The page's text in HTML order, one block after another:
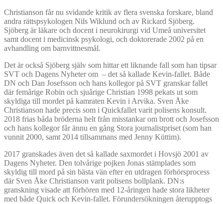
Christianson får nu svidande kritik av flera svenska forskare, bland
andra rättspsykologen Nils Wiklund och av Rickard Sjöberg.
Sjöberg är läkare och docent i neurokirurgi vid Umeå universitet
samt docent i medicinsk psykologi, och doktorerade 2002 på en
avhandling om barnvittnesmål.
Det är också Sjöberg själv som hittar ett liknande fall som han tipsar
SVT och Dagens Nyheter om – det så kallade Kevin-fallet. Både
DN och Dan Josefsson och hans kollegor på SVT granskar fallet
där femårige Robin och sjuårige Christian 1998 pekats ut som
skyldiga till mordet på kamraten Kevin i Arvika. Sven Åke
Christianson hade precis som i Quickfallet varit polisens konsult.
2018 frias båda bröderna helt från misstankar om brott och Josefsson
och hans kollegor får ännu en gång Stora journalistpriset (som han
vunnit 2000, samt 2014 tillsammans med Jenny Küttim).
2017 granskades även det så kallade saxmordet i Hovsjö 2001 av
Dagens Nyheter. Den tolvårige pojken Jonas stämplades som
skyldig till mord på sin bästa vän efter en utdragen förhörsprocess
där Sven Åke Christianson varit polisens bollplank. DN:s
granskning visade att förhören med 12-åringen hade stora likheter
med både Quick och Kevin-fallet. Förundersökningen återupptogs